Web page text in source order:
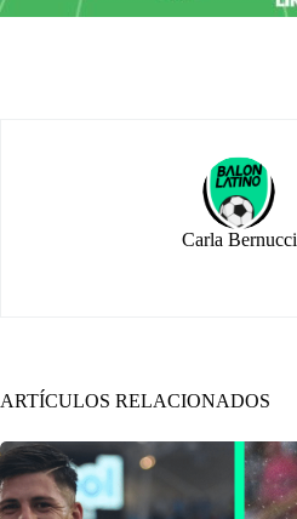
Carla Bernucci
ARTÍCULOS RELACIONADOS